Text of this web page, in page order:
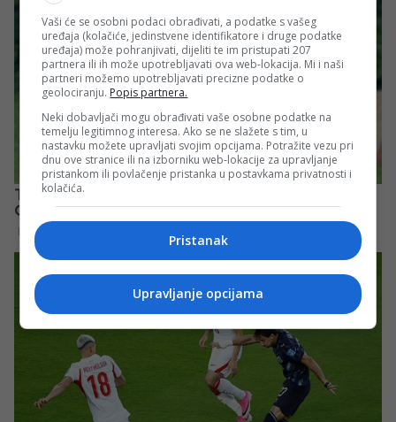
Vaši će se osobni podaci obrađivati, a podatke s vašeg
uređaja (kolačiće, jedinstvene identifikatore i druge podatke
uređaja) može pohranjivati, dijeliti te im pristupati 207
partnera ili ih može upotrebljavati ova web-lokacija. Mi i naši
partneri možemo upotrebljavati precizne podatke o
geolociranju. Popis partnera.
Neki dobavljači mogu obrađivati vaše osobne podatke na
temelju legitimnog interesa. Ako se ne slažete s tim, u
nastavku možete upravljati svojim opcijama. Potražite vezu pri
dnu ove stranice ili na izborniku web-lokacije za upravljanje
pristankom ili povlačenje pristanka u postavkama privatnosti i
kolačića.
Pristanak
Upravljanje opcijama